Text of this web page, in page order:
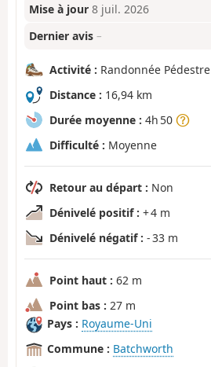
Mise à jour 8 juil. 2026
Dernier avis –
Activité : Randonnée Pédestre
Distance : 16,94 km
Durée moyenne : 4h 50
Difficulté : Moyenne
Retour au départ : Non
Dénivelé positif : + 4 m
Dénivelé négatif : - 33 m
Point haut : 62 m
Point bas : 27 m
Pays : Royaume-Uni
Commune : Batchworth